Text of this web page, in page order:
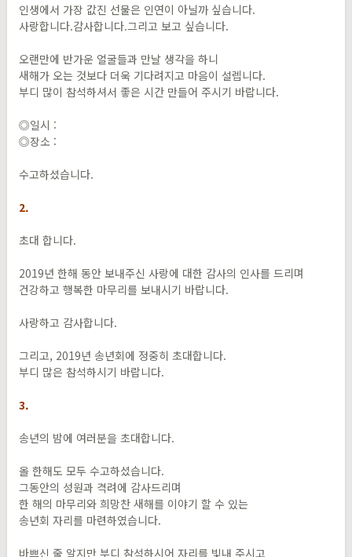
인생에서 가장 값진 선물은 인연이 아닐까 싶습니다.
사랑합니다.감사합니다.그리고 보고 싶습니다.
오랜만에 반가운 얼굴들과 만날 생각을 하니
새해가 오는 것보다 더욱 기다려지고 마음이 설렙니다.
부디 많이 참석하셔서 좋은 시간 만들어 주시기 바랍니다.
◎일시 :
◎장소 :
수고하셨습니다.
2.
초대 합니다.
2019년 한해 동안 보내주신 사랑에 대한 감사의 인사를 드리며
건강하고 행복한 마무리를 보내시기 바랍니다.
사랑하고 감사합니다.
그리고, 2019년 송년회에 정중히 초대합니다.
부디 많은 참석하시기 바랍니다.
3.
송년의 밤에 여러분을 초대합니다.
올 한해도 모두 수고하셨습니다.
그동안의 성원과 격려에 감사드리며
한 해의 마무리와 희망찬 새해를 이야기 할 수 있는
송년회 자리를 마련하였습니다.
바쁘신 줄 알지만 부디 참석하시어 자리를 빛내 주시고